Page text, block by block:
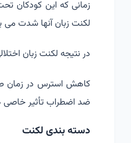
زمانی که این کودکان
لکنت زبان آنها شدت می
در نتیجه لکنت زبان
کاهش استرس در زمان
ضد اضطراب تأثیر خاصی
دسته بندی لکنت